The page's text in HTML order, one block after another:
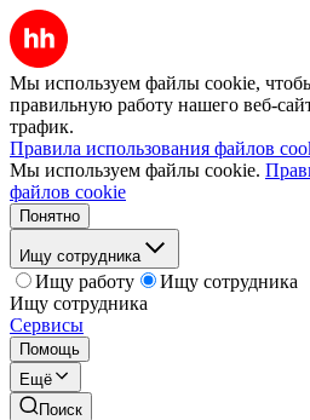
Мы используем файлы cookie,
правильную работу нашего веб-
трафик.
Правила использования файлов
Мы используем файлы cookie.
файлов cookie
Понятно
Ищу сотрудника
Ищу работу
Ищу сотрудника
Ищу сотрудника
Сервисы
Помощь
Ещё
Поиск